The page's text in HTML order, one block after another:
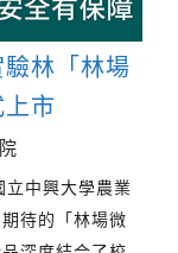
林「林場
市
立中興大學農業
待的「林場微